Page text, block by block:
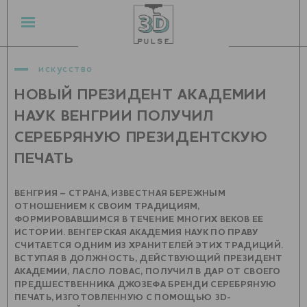
искусство
НОВЫЙ ПРЕЗИДЕНТ АКАДЕМИИ
НАУК ВЕНГРИИ ПОЛУЧИЛ
СЕРЕБРЯНУЮ ПРЕЗИДЕНТСКУЮ
ПЕЧАТЬ
ВЕНГРИЯ – СТРАНА, ИЗВЕСТНАЯ БЕРЕЖНЫМ
ОТНОШЕНИЕМ К СВОИМ ТРАДИЦИЯМ,
ФОРМИРОВАВШИМСЯ В ТЕЧЕНИЕ МНОГИХ ВЕКОВ ЕЕ
ИСТОРИИ. ВЕНГЕРСКАЯ АКАДЕМИЯ НАУК ПО ПРАВУ
СЧИТАЕТСЯ ОДНИМ ИЗ ХРАНИТЕЛЕЙ ЭТИХ ТРАДИЦИЙ.
ВСТУПАЯ В ДОЛЖНОСТЬ, ДЕЙСТВУЮЩИЙ ПРЕЗИДЕНТ
АКАДЕМИИ, ЛАСЛО ЛОВАС, ПОЛУЧИЛ В ДАР ОТ СВОЕГО
ПРЕДШЕСТВЕННИКА ДЖОЗЕФА БРЕНДИ СЕРЕБРЯНУЮ
ПЕЧАТЬ, ИЗГОТОВЛЕННУЮ С ПОМОЩЬЮ 3D-